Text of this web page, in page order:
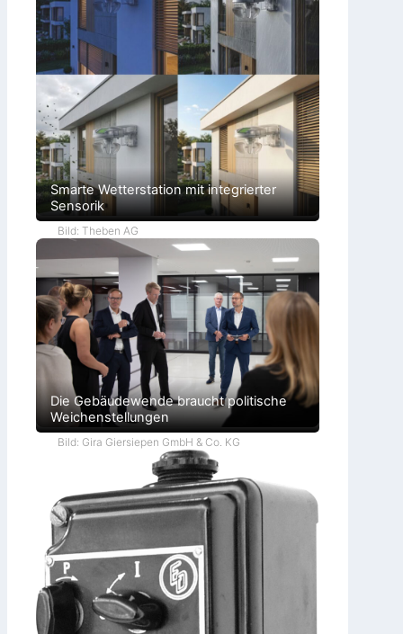
Smarte Wetterstation mit integrierter
Sensorik
Bild: Theben AG
Die Gebäudewende braucht politische
Weichenstellungen
Bild: Gira Giersiepen GmbH & Co. KG